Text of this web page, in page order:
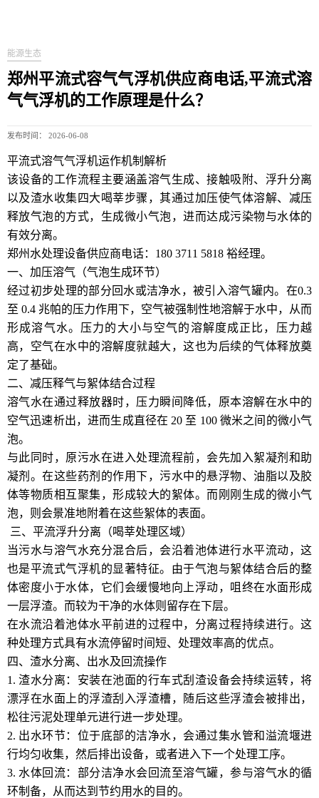
能源生态
郑州平流式容气气浮机供应商电话,平流式溶
气气浮机的工作原理是什么？
发布时间： 2026-06-08
平流式溶气气浮机运作机制解析
该设备的工作流程主要涵盖溶气生成、接触吸附、浮升分离
以及渣水收集四大喝莘步骤，其通过加压使气体溶解、减压
释放气泡的方式，生成微小气泡，进而达成污染物与水体的
有效分离。
郑州水处理设备供应商电话：180 3711 5818 裕经理。
一、加压溶气（气泡生成环节）
经过初步处理的部分回水或洁净水，被引入溶气罐内。在0.3
至 0.4 兆帕的压力作用下，空气被强制性地溶解于水中，从而
形成溶气水。压力的大小与空气的溶解度成正比，压力越
高，空气在水中的溶解度就越大，这也为后续的气体释放奠
定了基础。
二、减压释气与絮体结合过程
溶气水在通过释放器时，压力瞬间降低，原本溶解在水中的
空气迅速析出，进而生成直径在 20 至 100 微米之间的微小气
泡。
与此同时，原污水在进入处理流程前，会先加入絮凝剂和助
凝剂。在这些药剂的作用下，污水中的悬浮物、油脂以及胶
体等物质相互聚集，形成较大的絮体。而刚刚生成的微小气
泡，则会景准地附着在这些絮体的表面。
三、平流浮升分离（喝莘处理区域）
当污水与溶气水充分混合后，会沿着池体进行水平流动，这
也是平流式气浮机的显著特征。由于气泡与絮体结合后的整
体密度小于水体，它们会缓慢地向上浮动，咀终在水面形成
一层浮渣。而较为干净的水体则留存在下层。
在水流沿着池体水平前进的过程中，分离过程持续进行。这
种处理方式具有水流停留时间短、处理效率高的优点。
四、渣水分离、出水及回流操作
1. 渣水分离：安装在池面的行车式刮渣设备会持续运转，将
漂浮在水面上的浮渣刮入浮渣槽，随后这些浮渣会被排出，
松往污泥处理单元进行进一步处理。
2. 出水环节：位于底部的洁净水，会通过集水管和溢流堰进
行均匀收集，然后排出设备，或者进入下一个处理工序。
3. 水体回流：部分洁净水会回流至溶气罐，参与溶气水的循
环制备，从而达到节约用水的目的。